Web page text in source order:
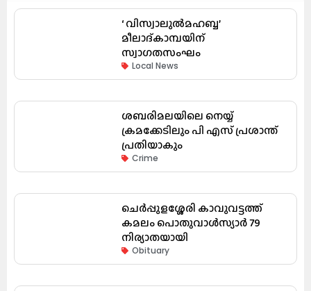
‘ വിസ്വാലുൽമഹബ്ബ’
മീലാദ്കാമ്പയിന്
സ്വാഗതസംഘം
Local News
ശബരിമലയിലെ നെയ്യ്
ക്രമക്കേടിലും പി എസ് പ്രശാന്ത്
പ്രതിയാകും
Crime
ചെർപ്പുളശ്ശേരി കാവുവട്ടത്ത്
കമലം പൊതുവാൾസ്യാർ 79
നിര്യാതയായി
Obituary